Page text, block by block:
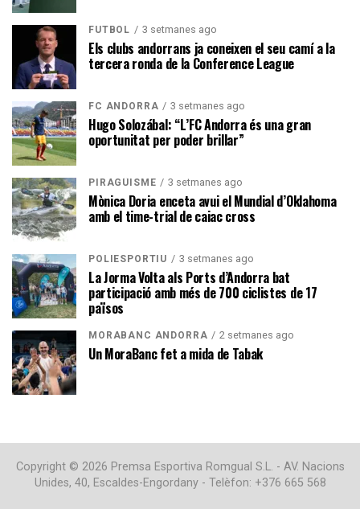
FUTBOL 3 setmanes ago
Els clubs andorrans ja coneixen el seu camí a la
tercera ronda de la Conference League
FC ANDORRA 3 setmanes ago
Hugo Solozábal: “L’FC Andorra és una gran
oportunitat per poder brillar”
PIRAGÜISME 3 setmanes ago
Mònica Doria enceta avui el Mundial d’Oklahoma
amb el time-trial de caiac cross
POLIESPORTIU 3 setmanes ago
La Jorma Volta als Ports d’Andorra bat
participació amb més de 700 ciclistes de 17
països
MORABANC ANDORRA 2 setmanes ago
Un MoraBanc fet a mida de Tabak
Copyright © 2026 Premsa Esportiva Romgual S.L. - AV. Nacions
Unides, 40, Escaldes-Engordany - Telèfon: +376 665 568